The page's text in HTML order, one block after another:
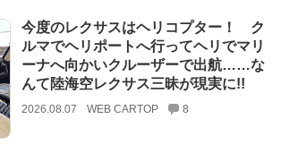
今度のレクサスはヘリコプター！ ク
ルマでヘリポートへ行ってヘリでマリ
ーナへ向かいクルーザーで出航……な
んて陸海空レクサス三昧が現実に!!
2026.08.07 WEB CARTOP 8